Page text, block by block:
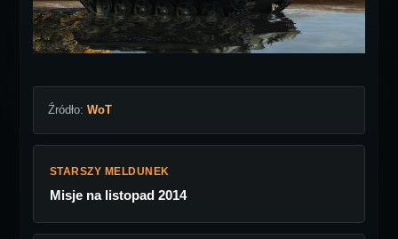
Źródło: WoT
STARSZY MELDUNEK
Misje na listopad 2014